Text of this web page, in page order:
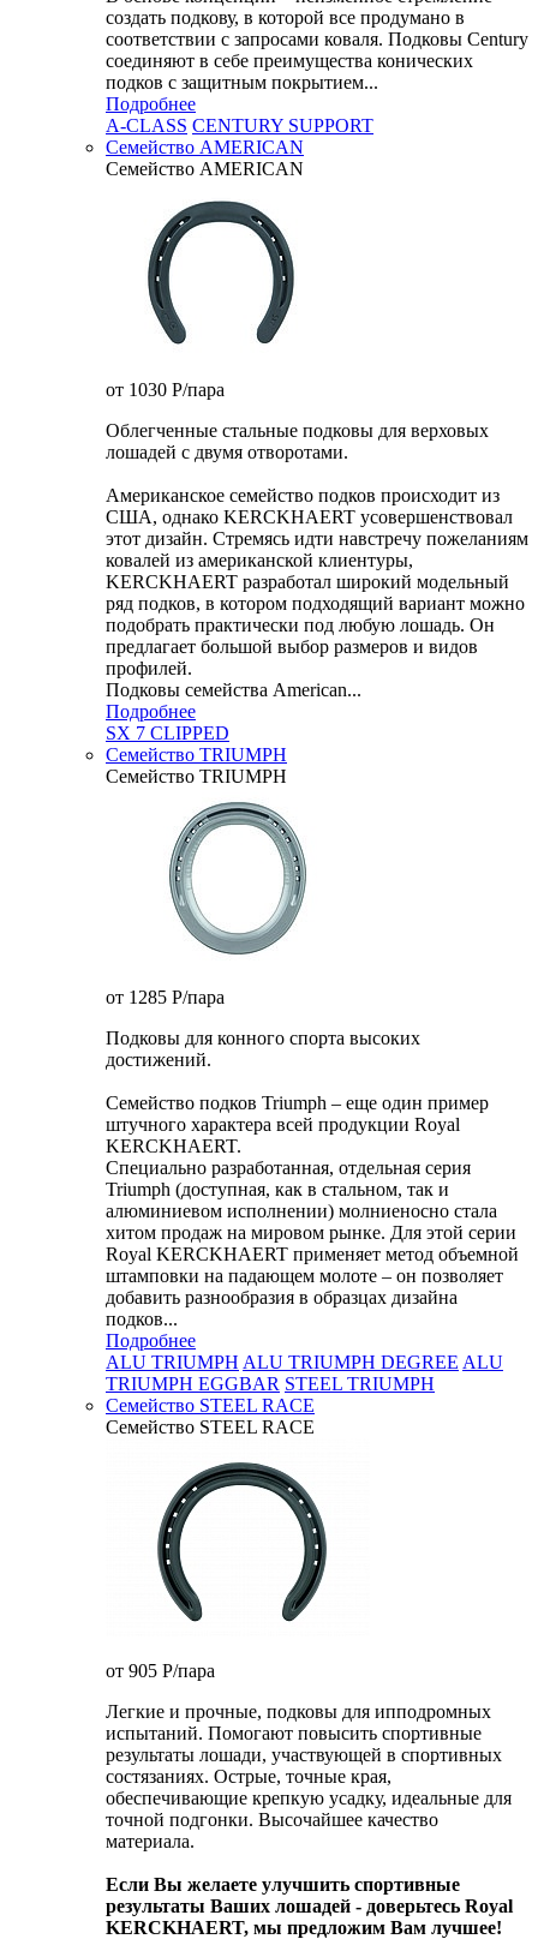
создать подкову, в которой все продумано в
соответствии с запросами коваля. Подковы Century
cоединяют в себе преимущества конических
подков с защитным покрытием...
Подробнее
A-CLASS CENTURY SUPPORT
Семейство AMERICAN
Семейство AMERICAN
от 1030 P/пара
Облегченные стальные подковы для верховых
лошадей с двумя отворотами.
Американское семейство подков происходит из
США, однако KERCKHAERT усовершенствовал
этот дизайн. Стремясь идти навстречу пожеланиям
ковалей из американской клиентуры,
KERCKHAERT разработал широкий модельный
ряд подков, в котором подходящий вариант можно
подобрать практически под любую лошадь. Он
предлагает большой выбор размеров и видов
профилей.
Подковы семейства American...
Подробнее
SX 7 CLIPPED
Семейство TRIUMPH
Семейство TRIUMPH
от 1285 P/пара
Подковы для конного спорта высоких
достижений.
Семейство подков Triumph – еще один пример
штучного характера всей продукции Royal
KERCKHAERT.
Специально разработанная, отдельная серия
Triumph (доступная, как в стальном, так и
алюминиевом исполнении) молниеносно стала
хитом продаж на мировом рынке. Для этой серии
Royal KERCKHAERT применяет метод объемной
штамповки на падающем молоте – он позволяет
добавить разнообразия в образцах дизайна
подков...
Подробнее
ALU TRIUMPH ALU TRIUMPH DEGREE ALU
TRIUMPH EGGBAR STEEL TRIUMPH
Семейство STEEL RACE
Семейство STEEL RACE
от 905 P/пара
Легкие и прочные, подковы для ипподромных
испытаний. Помогают повысить спортивные
результаты лошади, участвующей в спортивных
состязаниях. Острые, точные края,
обеспечивающие крепкую усадку, идеальные для
точной подгонки. Высочайшее качество
материала.
Если Вы желаете улучшить спортивные
результаты Ваших лошадей - доверьтесь Royal
KERCKHAERT, мы предложим Вам лучшее!